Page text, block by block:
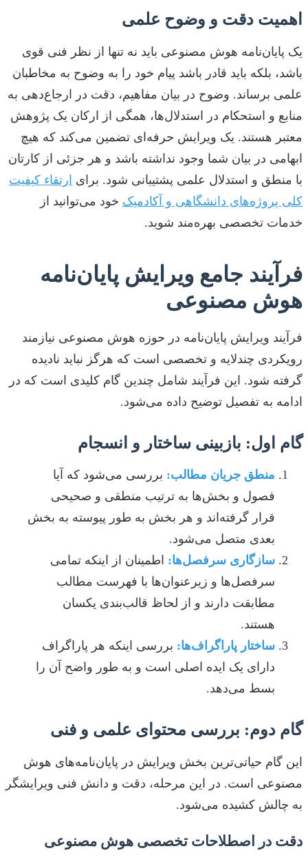
اهمیت دقت و وضوح علمی
یک پایان‌نامه هوش مصنوعی باید نه تنها از نظر فنی قوی
باشد، بلکه باید قادر باشد پیام خود را به وضوح به مخاطبان
علمی برساند. وضوح در بیان مفاهیم، دقت در ارجاع‌دهی به
منابع و استحکام در استدلال‌ها، همگی از ارکان یک پژوهش
معتبر هستند. یک ویرایش حرفه‌ای تضمین می‌کند که هیچ
ابهامی در بیان شما وجود نداشته باشد و هر جزئی از کارتان
با منطق و استدلال علمی پشتیبانی شود. برای ارتقاء کیفیت
کلی پروژه‌های دانشگاهی و آکادمیک خود می‌توانید از
خدمات تخصصی بهره‌مند شوید.
فرآیند جامع ویرایش پایان‌نامه
هوش مصنوعی
فرآیند ویرایش پایان‌نامه در حوزه هوش مصنوعی نیازمند
رویکردی چندلایه و تخصصی است که هرگز نباید نادیده
گرفته شود. این فرآیند شامل چندین گام کلیدی است که در
ادامه به تفصیل توضیح داده می‌شود.
گام اول: بازبینی ساختار و انسجام
منطق جریان مطالب: بررسی می‌شود که آیا
فصول و بخش‌ها به ترتیب منطقی و صحیحی
قرار گرفته‌اند و هر بخش به طور پیوسته به بخش
بعدی متصل می‌شود.
سازگاری سرفصل‌ها: اطمینان از اینکه تمامی
سرفصل‌ها و زیرعنوان‌ها با فهرست مطالب
مطابقت دارند و از لحاظ قالب‌بندی یکسان
هستند.
ساختار پاراگراف‌ها: بررسی اینکه هر پاراگراف
دارای یک ایده اصلی است و به طور واضح آن را
بسط می‌دهد.
گام دوم: بررسی محتوای علمی و فنی
این گام حیاتی‌ترین بخش ویرایش در پایان‌نامه‌های هوش
مصنوعی است. در این مرحله، دقت و دانش فنی ویرایشگر
به چالش کشیده می‌شود.
دقت در اصطلاحات تخصصی هوش مصنوعی